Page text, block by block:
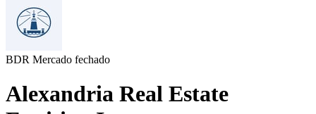
BDR Mercado fechado
Alexandria Real Estate